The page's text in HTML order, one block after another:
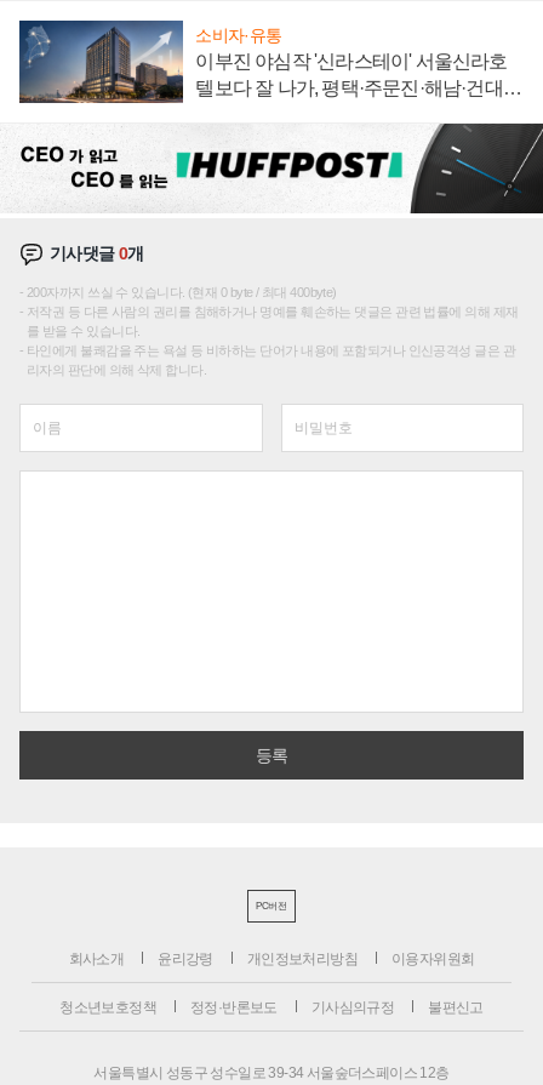
소비자·유통
이부진 야심작 '신라스테이' 서울신라호
텔보다 잘 나가, 평택·주문진·해남·건대로
기사댓글0개
200자까지 쓰실 수 있습니다. (현재 0 byte / 최대 400byte)
저작권 등 다른 사람의 권리를 침해하거나 명예를 훼손하는 댓글은 관련 법률에 의해 제재
를 받을 수 있습니다.
타인에게 불쾌감을 주는 욕설 등 비하하는 단어가 내용에 포함되거나 인신공격성 글은 관
리자의 판단에 의해 삭제 합니다.
PC버전
회사소개 윤리강령 개인정보처리방침 이용자위원회
청소년보호정책 정정·반론보도 기사심의규정 불편신고
서울특별시 성동구 성수일로 39-34 서울숲더스페이스 12층